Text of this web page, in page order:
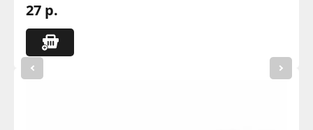
27 р.